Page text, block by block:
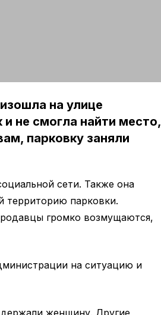
на улице
не смогла найти место,
парковку заняли
сети. Также она
территорию парковки.
громко возмущаются,
на ситуацию и
женщину. Другие,